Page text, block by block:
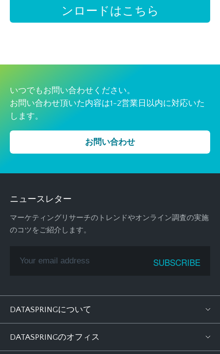
ンロードはこちら
いつでもお問い合わせください。
お問い合わせ頂いた内容は1-2営業日以内に対応いた
します。
お問い合わせ
ニュースレター
マーケティングリサーチのトレンドやオンライン調査の実施
のコツをご紹介します。
DATASPRINGについて
DATASPRINGのオフィス